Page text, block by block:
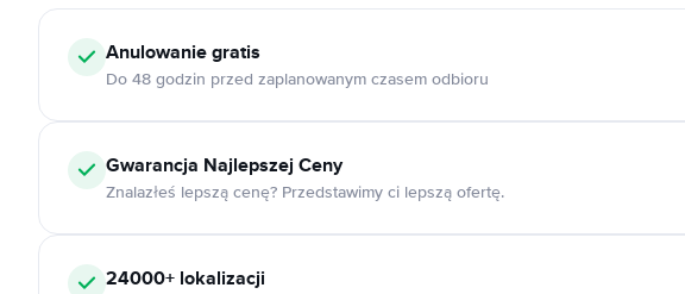
Anulowaniegratis
Do 48 godzin przed zaplanowanym czasem odbioru
Gwarancja Najlepszej Ceny
Znalazłeś lepszą cenę? Przedstawimy ci lepszą ofertę.
24000+ lokalizacji